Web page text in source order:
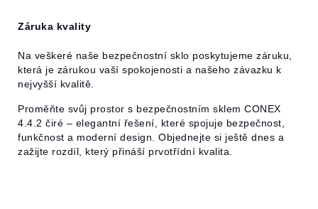
Záruka kvality
Na veškeré naše bezpečnostní sklo poskytujeme záruku,
která je zárukou vaší spokojenosti a našeho závazku k
nejvyšší kvalitě.
Proměňte svůj prostor s bezpečnostním sklem CONEX
4.4.2 čiré – elegantní řešení, které spojuje bezpečnost,
funkčnost a moderní design. Objednejte si ještě dnes a
zažijte rozdíl, který přináší prvotřídní kvalita.